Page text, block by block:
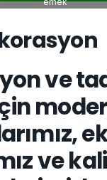
ve
ve